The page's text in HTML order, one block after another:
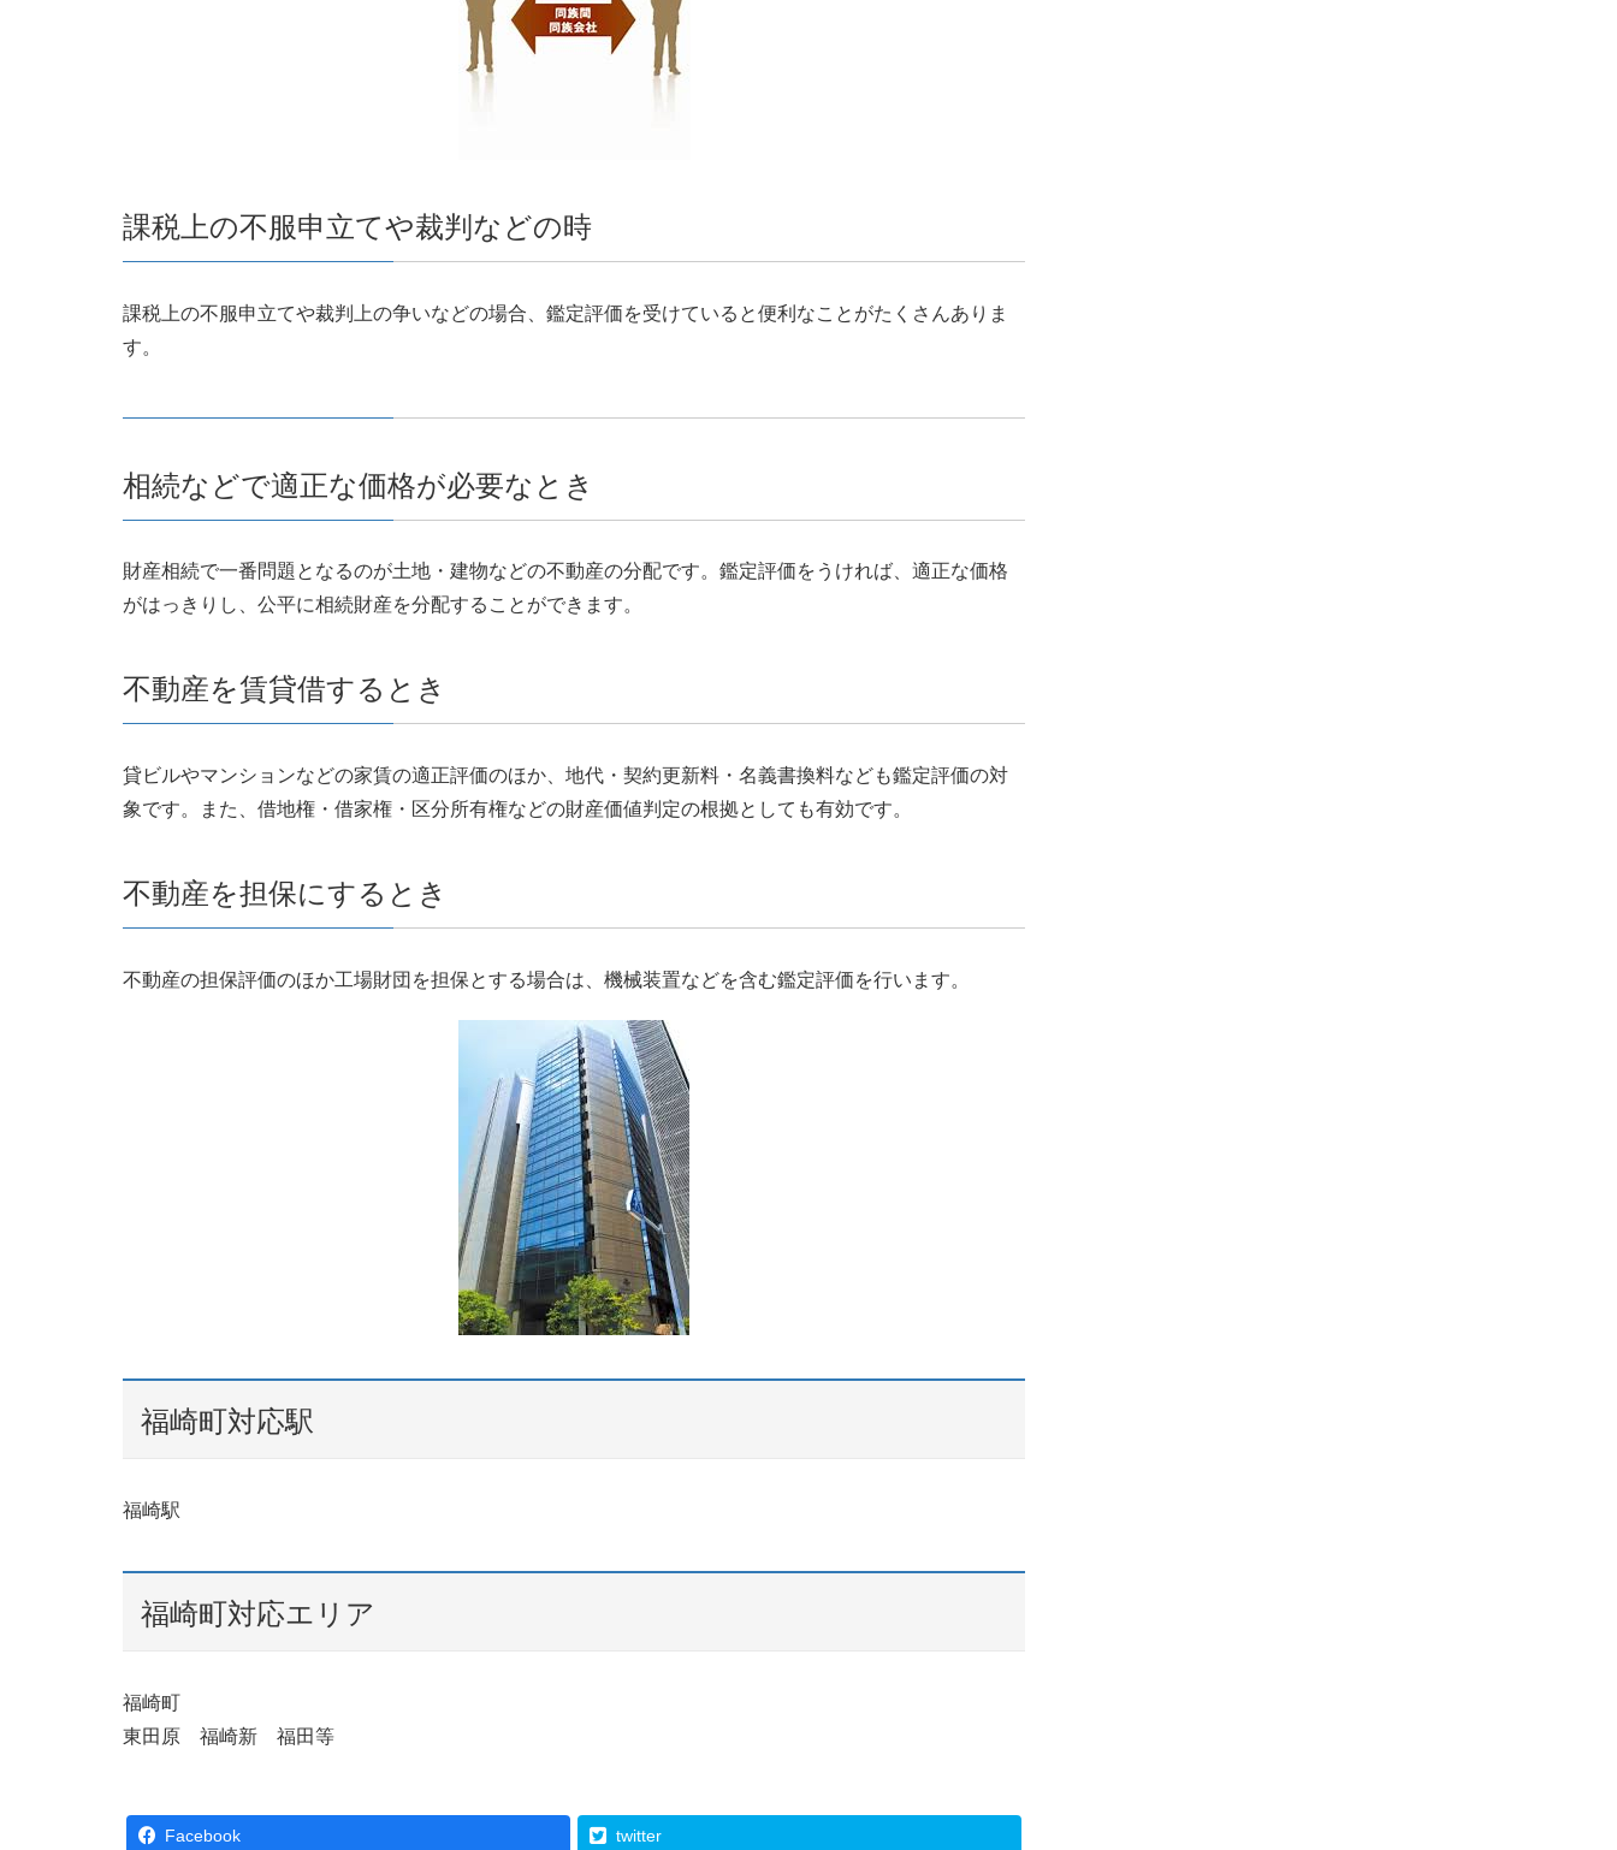
課税上の不服申立てや裁判などの時
課税上の不服申立てや裁判上の争いなどの場合、鑑定評価を受けていると便利なことがたくさんありま
す。
相続などで適正な価格が必要なとき
財産相続で一番問題となるのが土地・建物などの不動産の分配です。鑑定評価をうければ、適正な価格
がはっきりし、公平に相続財産を分配することができます。
不動産を賃貸借するとき
貸ビルやマンションなどの家賃の適正評価のほか、地代・契約更新料・名義書換料なども鑑定評価の対
象です。また、借地権・借家権・区分所有権などの財産価値判定の根拠としても有効です。
不動産を担保にするとき
不動産の担保評価のほか工場財団を担保とする場合は、機械装置などを含む鑑定評価を行います。
福崎町対応駅
福崎駅
福崎町対応エリア
福崎町
東田原 福崎新 福田等
Facebook twitter